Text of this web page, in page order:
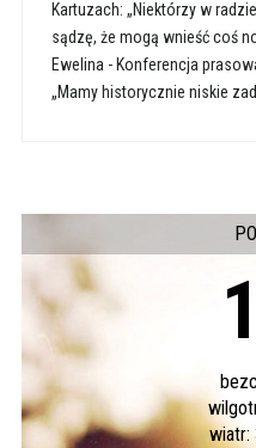
Kartuzach: „Niektórzy w
sądzę, że mogą wnieść coś
Ewelina - Konferencja
„Mamy historycznie niskie
wiatr: